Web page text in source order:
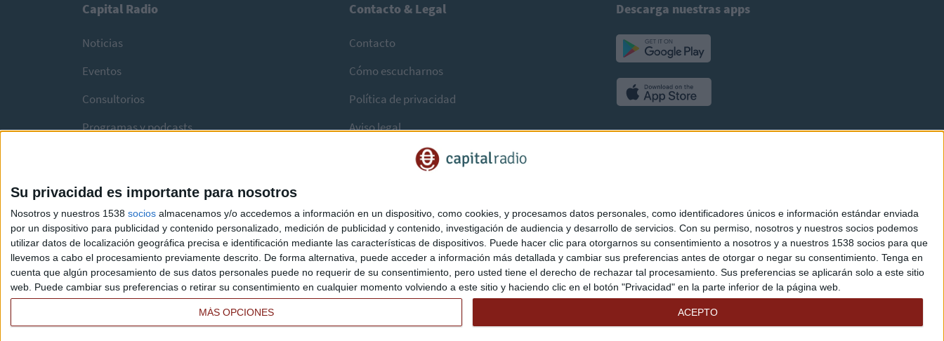
Su privacidad es importante para nosotros
Nosotros y nuestros 1538 socios almacenamos y/o accedemos a información en un dispositivo, como cookies, y procesamos datos personales, como identificadores únicos e información estándar enviada
por un dispositivo para publicidad y contenido personalizado, medición de publicidad y contenido, investigación de audiencia y desarrollo de servicios. Con su permiso, nosotros y nuestros socios podemos
utilizar datos de localización geográfica precisa e identificación mediante las características de dispositivos. Puede hacer clic para otorgarnos su consentimiento a nosotros y a nuestros 1538 socios para que
llevemos a cabo el procesamiento previamente descrito. De forma alternativa, puede acceder a información más detallada y cambiar sus preferencias antes de otorgar o negar su consentimiento. Tenga en
cuenta que algún procesamiento de sus datos personales puede no requerir de su consentimiento, pero usted tiene el derecho de rechazar tal procesamiento. Sus preferencias se aplicarán solo a este sitio
web. Puede cambiar sus preferencias o retirar su consentimiento en cualquier momento volviendo a este sitio y haciendo clic en el botón "Privacidad" en la parte inferior de la página web.
MÁS OPCIONES ACEPTO
Capital Radio
Noticias
Eventos
Consultorios
Programas y podcasts
Contacto & Legal
Contacto
Cómo escucharnos
Política de privacidad
Aviso legal
Descarga nuestras apps